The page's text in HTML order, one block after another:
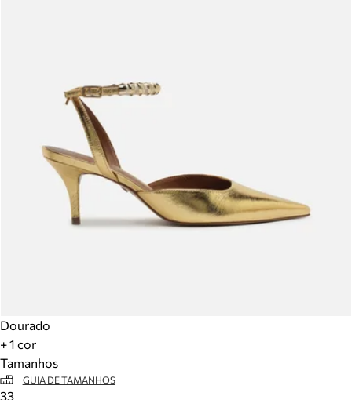
Dourado
+ 1 cor
Tamanhos
GUIA DE TAMANHOS
33